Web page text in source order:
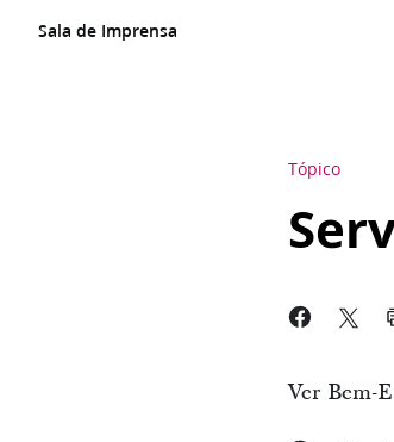
Sala de Imprensa
Tópico
Ver Bem-